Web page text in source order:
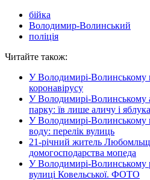
бійка
Володимир-Волинський
поліція
Читайте також:
У Володимирі-Волинському
коронавірусу
У Володимирі-Волинському
парку: їв лише аличу і яблука
У Володимирі-Волинському
воду: перелік вулиць
21-річний житель
домогосподарства мопеда
У Володимирі-Волинському
вулиці Ковельської. ФОТО